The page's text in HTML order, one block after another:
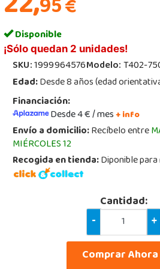
95€
Disponible
¡Sólo quedan 2 unidades!
SKU:1999964576Modelo:T402-
Edad:Desde 8 años (edad
Financiación:
Desde 4 € / mes+ info
Envío a domicilio:Recíbelo entre
MIÉRCOLES 12
Recogida en tienda:Diponible
Cantidad:
-
+
Comprar Ahora